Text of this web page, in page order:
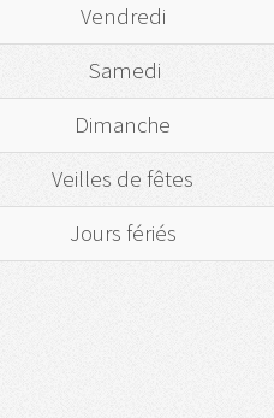
Vendredi
Samedi
Dimanche
Veilles de fêtes
Jours fériés